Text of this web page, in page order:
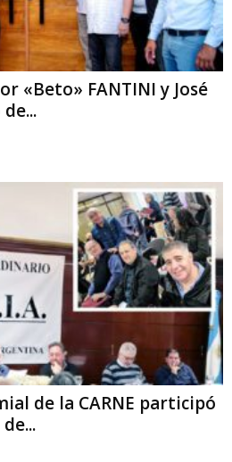
«Beto» FANTINI y José
de la CARNE participó